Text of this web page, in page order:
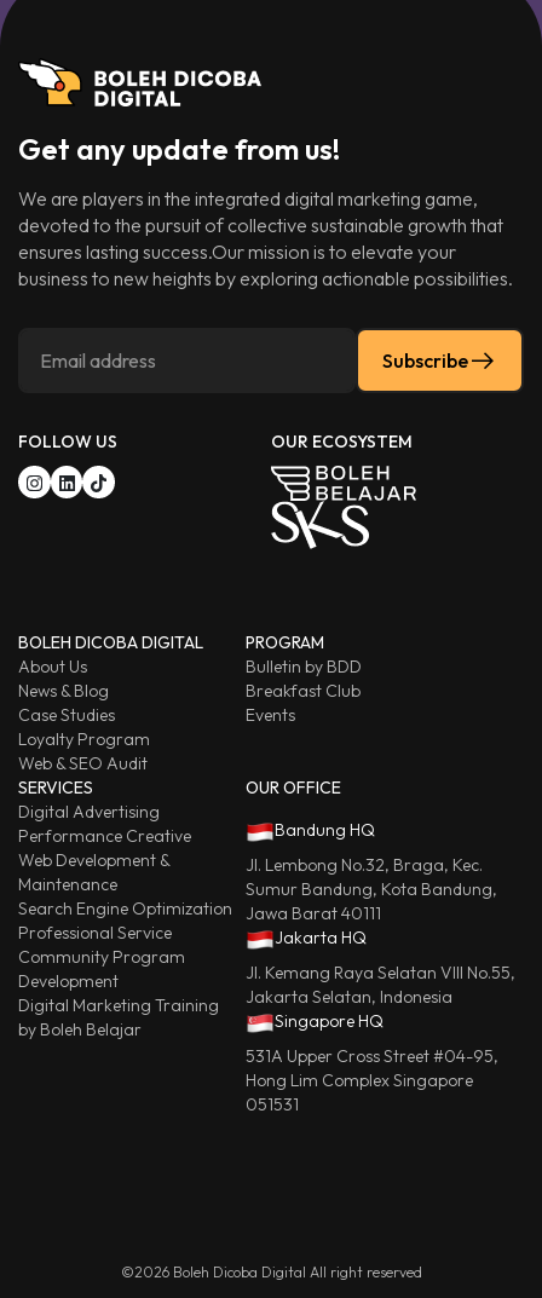
Get any update from us!
We are players in the integrated digital marketing game,
devoted to the pursuit of collective sustainable growth that
ensures lasting success.Our mission is to elevate your
business to new heights by exploring actionable possibilities.
Subscribe
FOLLOW US OUR ECOSYSTEM
BOLEH DICOBA DIGITAL
About Us
News & Blog
Case Studies
Loyalty Program
Web & SEO Audit
PROGRAM
Bulletin by BDD
Breakfast Club
Events
SERVICES
Digital Advertising
Performance Creative
Web Development &
Maintenance
Search Engine Optimization
Professional Service
Community Program
Development
Digital Marketing Training
by Boleh Belajar
OUR OFFICE
Bandung HQ
Jl. Lembong No.32, Braga, Kec.
Sumur Bandung, Kota Bandung,
Jawa Barat 40111
Jakarta HQ
Jl. Kemang Raya Selatan VIII No.55,
Jakarta Selatan, Indonesia
Singapore HQ
531A Upper Cross Street #04-95,
Hong Lim Complex Singapore
051531
©2026 Boleh Dicoba Digital All right reserved